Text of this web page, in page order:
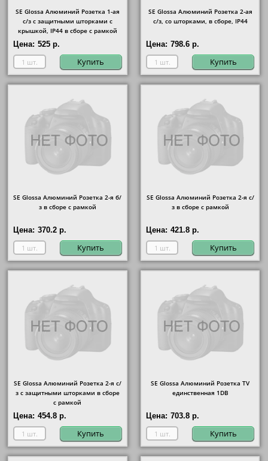
SE Glossa Алюминий Розетка 1-ая
с/з с защитными шторками с
крышкой, IP44 в сборе с рамкой
Цена: 525 р.
Купить
SE Glossa Алюминий Розетка 2-ая
с/з, со шторками, в сборе, IP44
Цена: 798.6 р.
Купить
SE Glossa Алюминий Розетка 2-я б/
з в сборе с рамкой
Цена: 370.2 р.
Купить
SE Glossa Алюминий Розетка 2-я с/
з в сборе с рамкой
Цена: 421.8 р.
Купить
SE Glossa Алюминий Розетка 2-я с/
з с защитными шторками в сборе
с рамкой
Цена: 454.8 р.
Купить
SE Glossa Алюминий Розетка TV
единственная 1DB
Цена: 703.8 р.
Купить